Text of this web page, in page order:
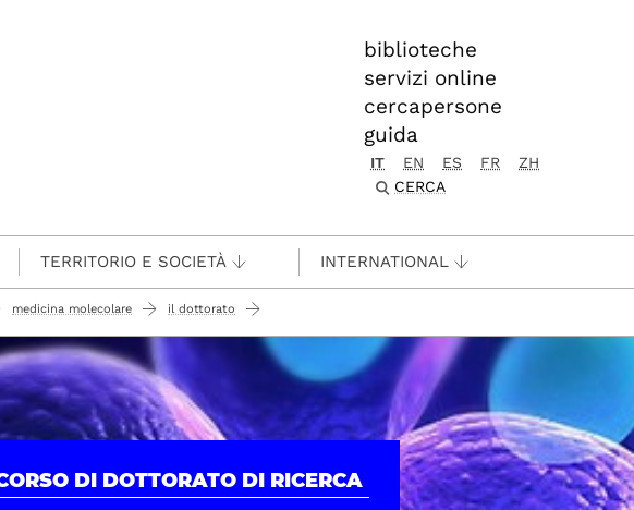
biblioteche
servizi online
cercapersone
guida
IT EN ES FR
ZH
CERCA
TERRITORIO E SOCIETÀ INTERNATIONAL
medicina molecolare il dottorato
DI DOTTORATO DI RICERCA